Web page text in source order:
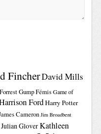
FincherDavid Mills
Forrest GumpFémis Game of
FordHarry Potter
Cameron Jim Broadbent
Julian GloverKathleen